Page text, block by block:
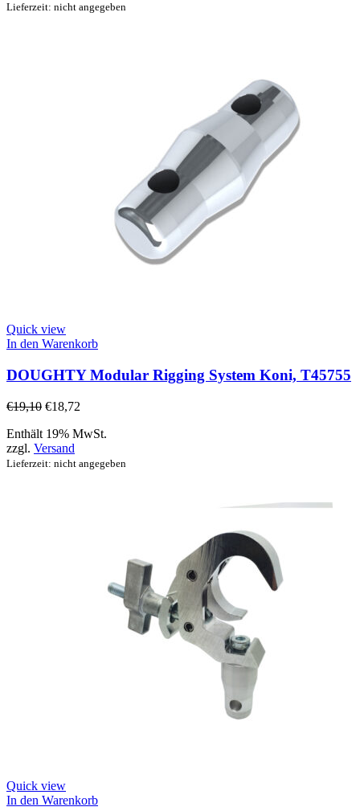
Lieferzeit: nicht angegeben
Quick view
In den Warenkorb
DOUGHTY Modular Rigging System Koni, T45755
€19,10 €18,72
Enthält 19% MwSt.
zzgl. Versand
Lieferzeit: nicht angegeben
Quick view
In den Warenkorb